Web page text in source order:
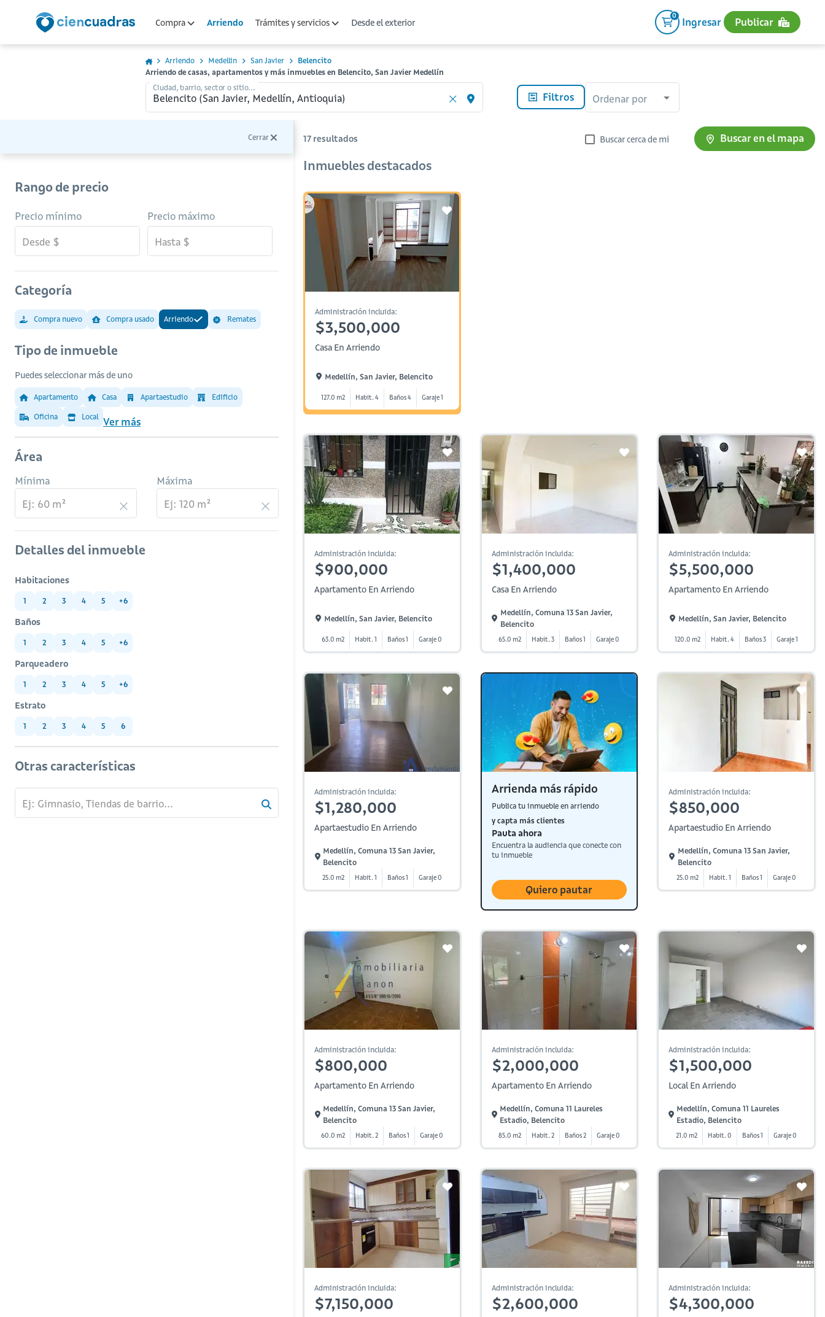
Compra Arriendo Trámites y servicios Desde el exterior
0
Ingresar Publicar
Arriendo Medellin San Javier
Belencito
Arriendo de casas, apartamentos y más inmuebles en Belencito, San Javier Medellín
Ciudad, barrio, sector o sitio...
Filtros Ordenar por
Cerrar
Rango de precio
Precio mínimo Precio máximo
Categoría
Compra nuevo Compra usado Arriendo Remates
Tipo de inmueble
Puedes seleccionar más de uno
Apartamento Casa Apartaestudio Edificio
Oficina Local Ver más
Área
Mínima Máxima
Detalles del inmueble
Habitaciones
1 2 3 4 5 +6
Baños
1 2 3 4 5 +6
Parqueadero
1 2 3 4 5 +6
Estrato
1 2 3 4 5 6
Otras características
17 resultados Buscar cerca de mi Buscar en el mapa
Inmuebles destacados
Administración incluida:
$3,500,000
Casa En Arriendo
Medellín, San Javier, Belencito
127.0 m2 Habit. 4 Baños 4 Garaje 1
Administración incluida:
$900,000
Apartamento En Arriendo
Medellín, San Javier, Belencito
63.0 m2 Habit. 1 Baños 1 Garaje 0
Administración incluida:
$1,400,000
Casa En Arriendo
Medellín, Comuna 13 San Javier,
Belencito
65.0 m2 Habit. 3 Baños 1 Garaje 0
Administración incluida:
$5,500,000
Apartamento En Arriendo
Medellín, San Javier, Belencito
120.0 m2 Habit. 4 Baños 3 Garaje 1
Administración incluida:
$1,280,000
Apartaestudio En Arriendo
Medellín, Comuna 13 San Javier,
Belencito
25.0 m2 Habit. 1 Baños 1 Garaje 0
Arrienda más rápido
Publica tu inmueble en arriendo
y capta más clientes
Pauta ahora
Encuentra la audiencia que conecte con
tu inmueble
Quiero pautar
Administración incluida:
$850,000
Apartaestudio En Arriendo
Medellín, Comuna 13 San Javier,
Belencito
25.0 m2 Habit. 1 Baños 1 Garaje 0
Administración incluida:
$800,000
Apartamento En Arriendo
Medellín, Comuna 13 San Javier,
Belencito
60.0 m2 Habit. 2 Baños 1 Garaje 0
Administración incluida:
$2,000,000
Apartamento En Arriendo
Medellín, Comuna 11 Laureles
Estadio, Belencito
85.0 m2 Habit. 2 Baños 2 Garaje 0
Administración incluida:
$1,500,000
Local En Arriendo
Medellín, Comuna 11 Laureles
Estadio, Belencito
21.0 m2 Habit. 0 Baños 1 Garaje 0
Administración incluida:
$7,150,000
Administración incluida:
$2,600,000
Administración incluida:
$4,300,000